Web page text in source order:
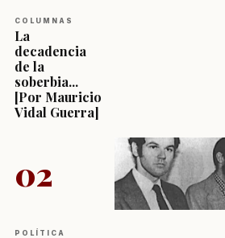
COLUMNAS
La
decadencia
de la
soberbia...
[Por Mauricio
Vidal Guerra]
02
POLÍTICA